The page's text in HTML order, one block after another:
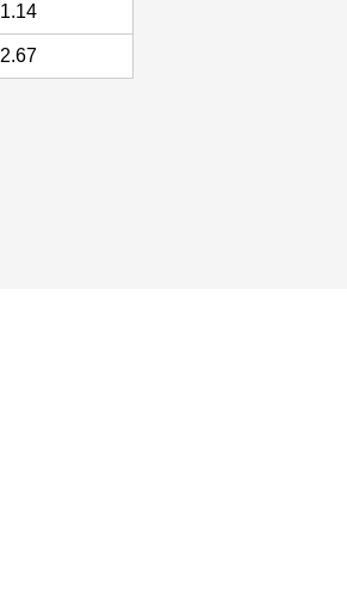
1.14
2.67